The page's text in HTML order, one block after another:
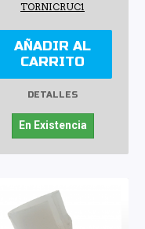
TORNICRUC1
AÑADIR AL
CARRITO
DETALLES
En Existencia